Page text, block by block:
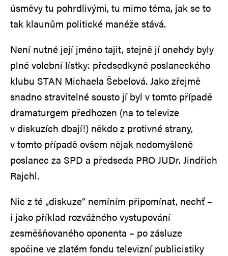
úsměvy tu pohrdlivými, tu mimo téma, jak se to
tak klaunům politické manéže stává.
Není nutné její jméno tajit, stejně jí onehdy byly
plné volební lístky: předsedkyně poslaneckého
klubu STAN Michaela Šebelová. Jako zřejmě
snadno stravitelné sousto jí byl v tomto případě
dramaturgem předhozen (na to televize
v diskuzích dbají!) někdo z protivné strany,
v tomto případě ovšem nějak nedomyšleně
poslanec za SPD a předseda PRO JUDr. Jindřich
Rajchl.
Nic z té „diskuze“ nemíním připomínat, nechť –
i jako příklad rozvážného vystupování
zesměšňovaného oponenta – po zásluze
spočine ve zlatém fondu televizní publicistiky